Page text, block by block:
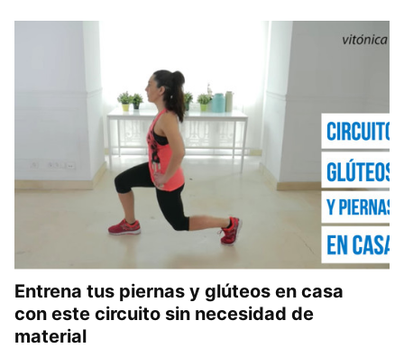
Entrena tus piernas y glúteos en casa
con este circuito sin necesidad de
material